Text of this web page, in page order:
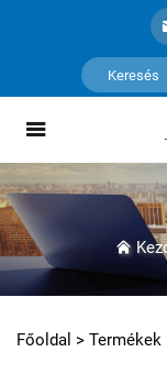
Főoldal > Termékek